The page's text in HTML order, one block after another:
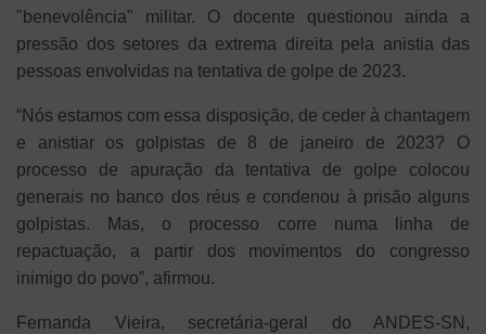
"benevolência" militar. O docente questionou ainda a
pressão dos setores da extrema direita pela anistia das
pessoas envolvidas na tentativa de golpe de 2023.
“Nós estamos com essa disposição, de ceder à chantagem
e anistiar os golpistas de 8 de janeiro de 2023? O
processo de apuração da tentativa de golpe colocou
generais no banco dos réus e condenou à prisão alguns
golpistas. Mas, o processo corre numa linha de
repactuação, a partir dos movimentos do congresso
inimigo do povo”, afirmou.
Fernanda Vieira, secretária-geral do ANDES-SN,